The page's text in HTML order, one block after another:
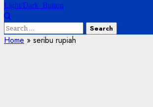
Light/Dark Button
Search
for:
Home » seribu rupiah